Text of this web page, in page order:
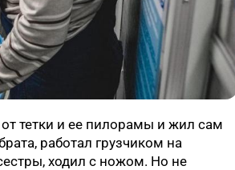
тетки и ее пилорамы и жил сам
работал грузчиком на
ходил с ножом. Но не